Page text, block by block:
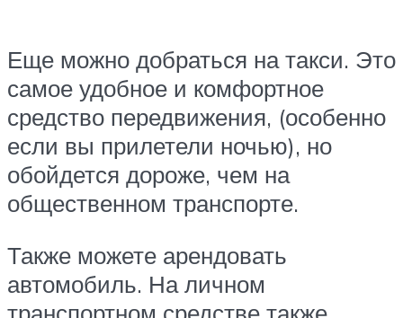
Еще можно добраться на такси. Это
самое удобное и комфортное
средство передвижения, (особенно
если вы прилетели ночью), но
обойдется дороже, чем на
общественном транспорте.
Также можете арендовать
автомобиль. На личном